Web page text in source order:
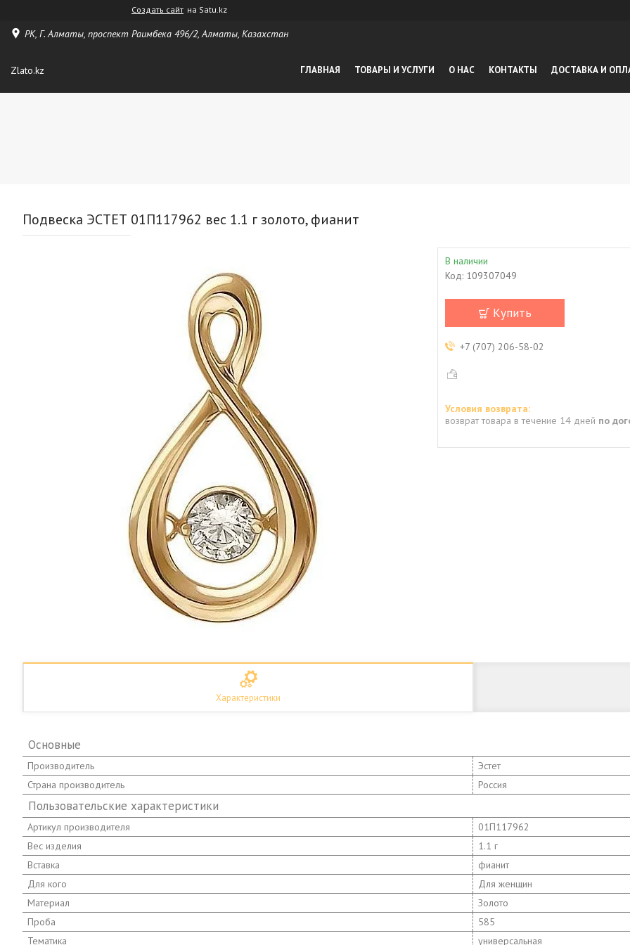
Создать сайт на Satu.kz
РК, Г. Алматы, проспект Раимбека 496/2, Алматы, Казахстан
Zlato.kz ГЛАВНАЯ ТОВАРЫ И УСЛУГИ О НАС КОНТАКТЫ ДОСТАВКА И
Подвеска ЭСТЕТ 01П117962 вес 1.1 г золото, фианит
В наличии
Код: 109307049
Купить
+7 (707) 206-58-02
возврат товара в течение 14 дней по
Характеристики
Основные
Производитель
Эстет
Страна производитель
Россия
Пользовательские характеристики
Артикул производителя
01П117962
Вес изделия
1.1 г
Вставка
фианит
Для кого
Для женщин
Материал
Золото
Проба
585
Тематика
универсальная